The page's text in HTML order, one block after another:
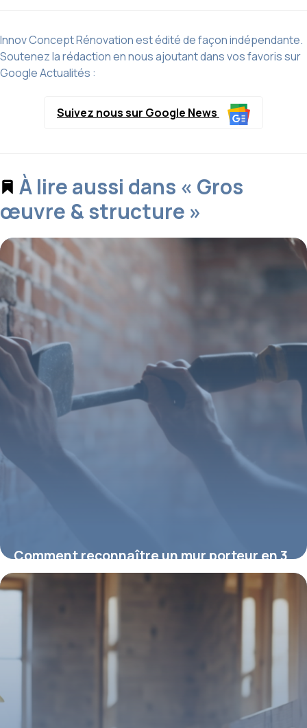
Innov Concept Rénovation est édité de façon indépendante.
Soutenez la rédaction en nous ajoutant dans vos favoris sur
Google Actualités :
Suivez nous sur Google News
À lire aussi dans « Gros
œuvre & structure »
Comment reconnaître un mur porteur en 3
tests simples et fiables